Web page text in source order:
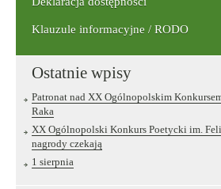
Klauzule informacyjne / RODO
Ostatnie wpisy
Patronat nad XX Ogólnopolskim
Raka
XX Ogólnopolski Konkurs Poetycki im.
nagrody czekają
1 sierpnia